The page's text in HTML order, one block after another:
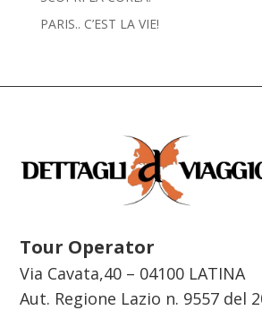
PARIS.. C’EST LA VIE!
Tour Operator
Via Cavata,40 – 04100 LATINA
Aut. Regione Lazio n. 9557 del